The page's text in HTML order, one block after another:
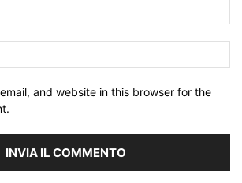
and website in this browser for the